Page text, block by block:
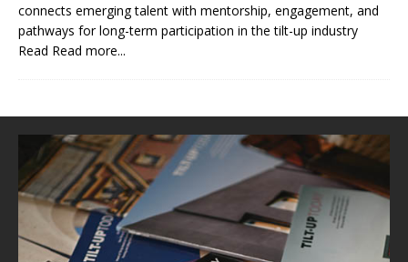
connects emerging talent with mentorship, engagement, and
pathways for long-term participation in the tilt-up industry
Read Read more...